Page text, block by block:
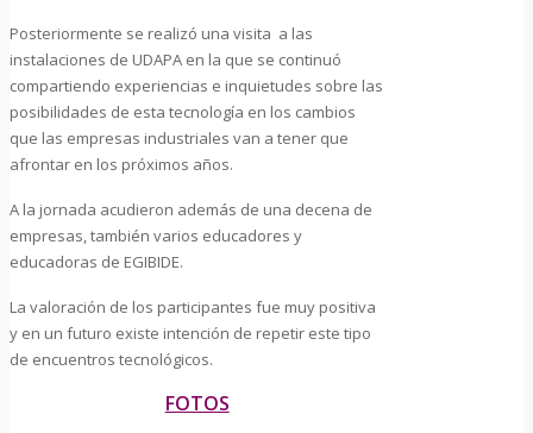
Posteriormente se realizó una visita a las
instalaciones de UDAPA en la que se continuó
compartiendo experiencias e inquietudes sobre las
posibilidades de esta tecnología en los cambios
que las empresas industriales van a tener que
afrontar en los próximos años.
A la jornada acudieron además de una decena de
empresas, también varios educadores y
educadoras de EGIBIDE.
La valoración de los participantes fue muy positiva
y en un futuro existe intención de repetir este tipo
de encuentros tecnológicos.
FOTOS